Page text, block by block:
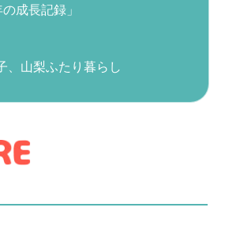
成長記録」
、山梨ふたり暮らし